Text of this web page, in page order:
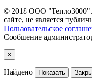
© 2018 ООО "Тепло3000".
сайте, не является
Пользовательское
Сообщение
×
Найдено Показать